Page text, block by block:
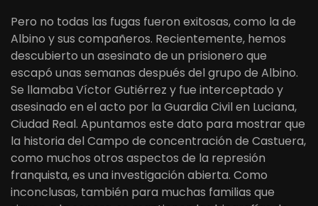
Pero no todas las fugas fueron exitosas, como la de
Albino y sus compañeros. Recientemente, hemos
descubierto un asesinato de un prisionero que
escapó unas semanas después del grupo de Albino.
Se llamaba Víctor Gutiérrez y fue interceptado y
asesinado en el acto por la Guardia Civil en Luciana,
Ciudad Real. Apuntamos este dato para mostrar que
la historia del Campo de concentración de Castuera,
como muchos otros aspectos de la represión
franquista, es una investigación abierta. Como
inconclusas, también para muchas familias que